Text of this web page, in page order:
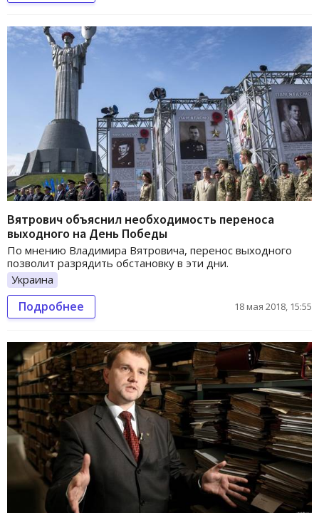
Вятрович объяснил необходимость переноса
выходного на День Победы
По мнению Владимира Вятровича, перенос выходного
позволит разрядить обстановку в эти дни.
Украина
Подробнее 18 мая 2018, 15:55